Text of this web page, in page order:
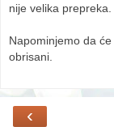
nije velika prepreka.
Napominjemo da
obrisani.
‹